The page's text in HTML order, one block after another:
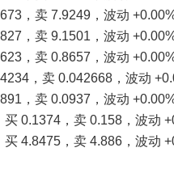
，卖 7.9249，波动
，卖 9.1501，波动
，卖 0.8657，波动
，卖 0.042668，波动
，卖 0.0937，波动
买 0.1374，卖 0.158，波动
买 4.8475，卖 4.886，波动